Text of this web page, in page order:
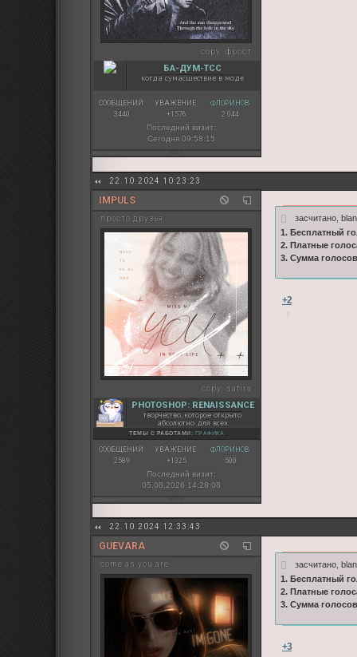
copy: фрост
БА-ДУМ-ТСС
когда сумасшествие в моде
СООБЩЕНИЙ:
3440
УВАЖЕНИЕ:
+1576
ФЛОРИНОВ:
2 044
Последний визит:
Сегодня 09:58:15
22.10.2024 10:23:23
IMPULS
просто друзья
copy: satira
PHOTOSHOP: RENAISSANCE
творчество, которое открыто
абсолютно для всех
ТЕМЫ С РАБОТАМИ: ГРАФИКА
СООБЩЕНИЙ:
2589
УВАЖЕНИЕ:
+1325
ФЛОРИНОВ:
500
Последний визит:
05.08.2026 14:28:08
засчитано,
1. Бесплатный
2. Платные
3. Сумма
+2
22.10.2024 12:33:43
GUEVARA
come as you are
засчитано,
1. Бесплатный
2. Платные
3. Сумма
+3